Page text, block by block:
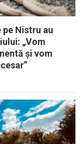
Nistru au
„Vom
și vom